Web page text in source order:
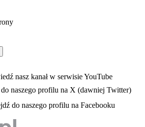
się w nowej karcie
nasz kanał w serwisie YouTube
karcie
naszego profilu na X (dawniej Twitter)
otwiera się w nowej karcie
do naszego profilu na Facebooku